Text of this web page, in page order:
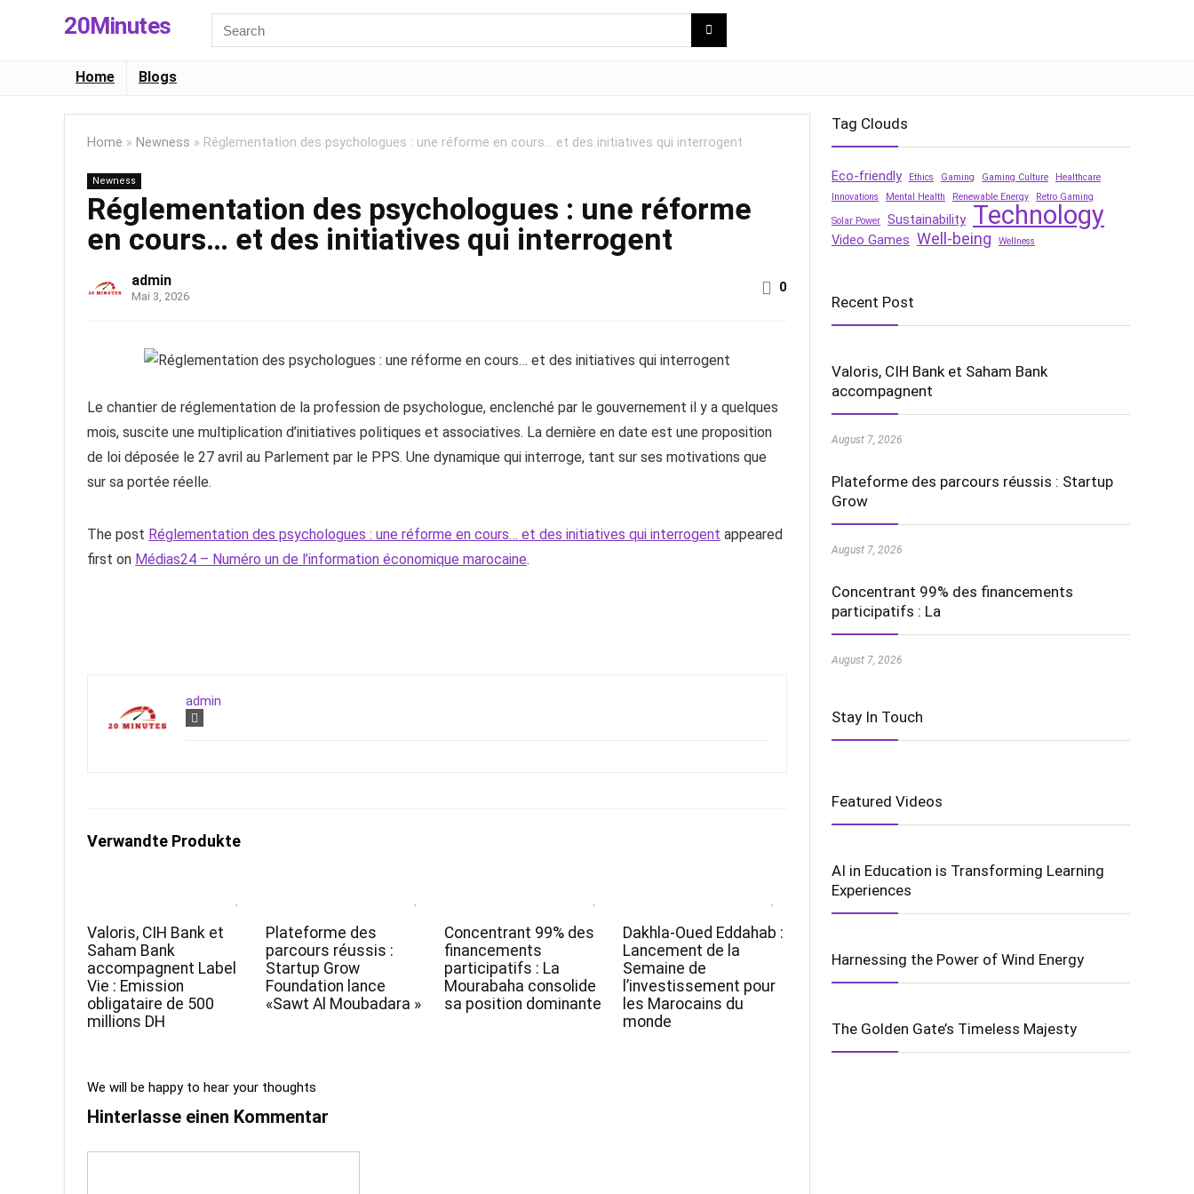
20Minutes
for:
Home Blogs
Home » Newness » Réglementation des psychologues : une réforme en cours… et des initiatives qui interrogent
Newness
Réglementation des psychologues : une réforme
en cours… et des initiatives qui interrogent
admin
Mai 3, 2026
0
Le chantier de réglementation de la profession de psychologue, enclenché par le gouvernement il y a quelques
mois, suscite une multiplication d’initiatives politiques et associatives. La dernière en date est une proposition
de loi déposée le 27 avril au Parlement par le PPS. Une dynamique qui interroge, tant sur ses motivations que
sur sa portée réelle.
The post Réglementation des psychologues : une réforme en cours… et des initiatives qui interrogent appeared
first on Médias24 – Numéro un de l’information économique marocaine.
admin
Verwandte Produkte
Valoris, CIH Bank et
Saham Bank
accompagnent Label
Vie : Emission
obligataire de 500
millions DH
Plateforme des
parcours réussis :
Startup Grow
Foundation lance
«Sawt Al Moubadara »
Concentrant 99% des
financements
participatifs : La
Mourabaha consolide
sa position dominante
Dakhla-Oued Eddahab :
Lancement de la
Semaine de
l’investissement pour
les Marocains du
monde
We will be happy to hear your thoughts
Hinterlasse einen Kommentar
Tag Clouds
Eco-friendly Ethics Gaming Gaming Culture
Healthcare
Innovations
Mental Health Renewable Energy Retro Gaming
Solar Power Sustainability Technology
Video Games Well-being Wellness
Recent Post
Valoris, CIH Bank et Saham Bank
accompagnent
August 7, 2026
Plateforme des parcours réussis : Startup
Grow
August 7, 2026
Concentrant 99% des financements
participatifs : La
August 7, 2026
Stay In Touch
Featured Videos
AI in Education is Transforming Learning
Experiences
Harnessing the Power of Wind Energy
The Golden Gate’s Timeless Majesty